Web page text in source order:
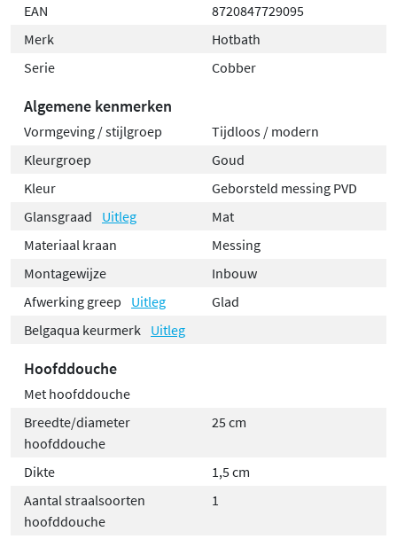
EAN
8720847729095
Merk
Hotbath
Serie
Cobber
Algemene kenmerken
Vormgeving / stijlgroep
Tijdloos / modern
Kleurgroep
Goud
Kleur
Geborsteld messing PVD
Glansgraad
Uitleg
Mat
Materiaal kraan
Messing
Montagewijze
Inbouw
Afwerking greep
Uitleg
Glad
Belgaqua keurmerk
Uitleg
Hoofddouche
Met hoofddouche
Breedte/diameter
hoofddouche
25 cm
Dikte
1,5 cm
Aantal straalsoorten
hoofddouche
1